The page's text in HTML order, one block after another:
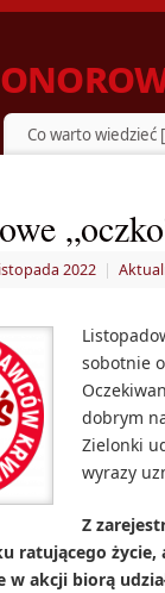
KRWIĄ Z
Co warto wiedzieć
2022 |
sobotnie
dobrym
Zielonki
wyrazy
Z
ratującego
w akcji biorą